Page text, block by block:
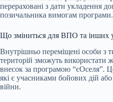
перераховані з дати укладення
позичальника вимогам програми.
Що зміниться для ВПО та інших
Внутрішньо переміщені особи з
територій зможуть використати
внесок за програмою “єОселя”.
які є учасниками бойових дій
війни.